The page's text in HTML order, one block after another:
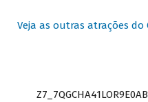
Veja as outras atrações do